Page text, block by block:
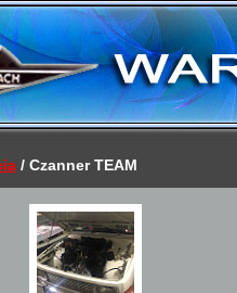
/ Czanner TEAM